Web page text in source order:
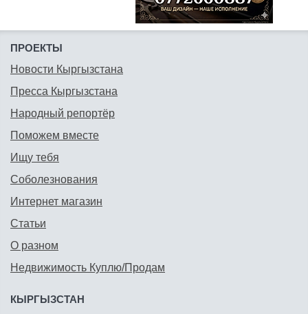
ПРОЕКТЫ
Новости Кыргызстана
Пресса Кыргызстана
Народный репортёр
Поможем вместе
Ищу тебя
Соболезнования
Интернет магазин
Статьи
О разном
Недвижимость Куплю/Продам
КЫРГЫЗСТАН